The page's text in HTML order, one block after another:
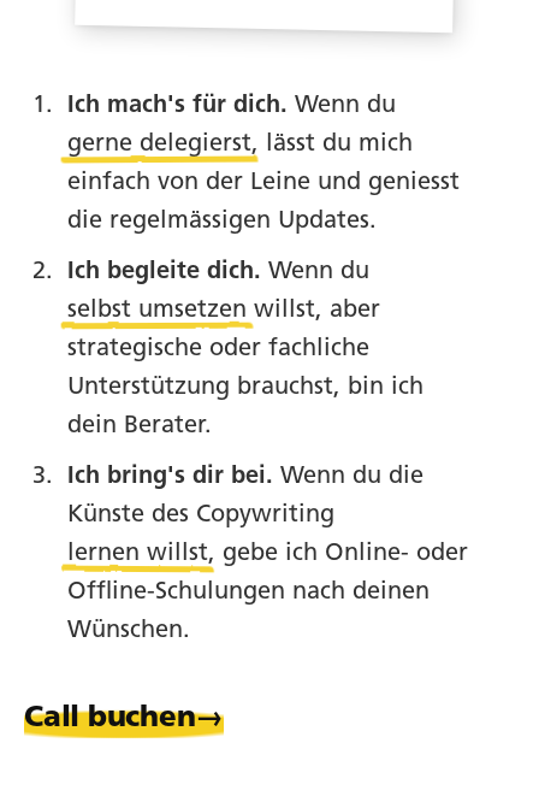
Prompts.
Ich mach's für dich. Wenn du
gerne delegierst, lässt du mich
einfach von der Leine und geniesst
die regelmässigen Updates.
Ich begleite dich. Wenn du
selbst umsetzen willst, aber
strategische oder fachliche
Unterstützung brauchst, bin ich
dein Berater.
Ich bring's dir bei. Wenn du die
Künste des Copywriting
lernen willst, gebe ich Online- oder
Offline-Schulungen nach deinen
Wünschen.
Call buchen